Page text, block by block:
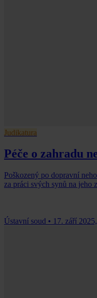
Judikatura
Péče o zahradu
Poškozený po dopravní
za práci svých synů na jeho
Ústavní soud • 17. září